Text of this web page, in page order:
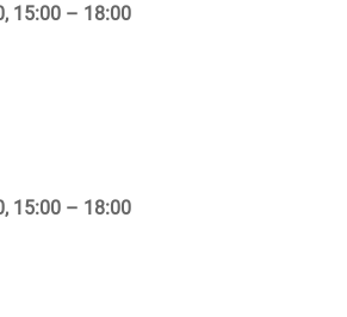
, 15:00 – 18:00
, 15:00 – 18:00